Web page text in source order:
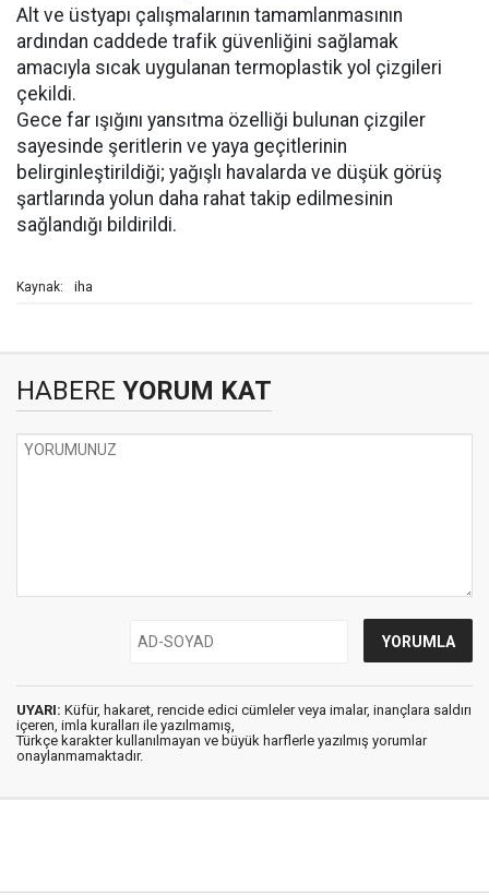
Alt ve üstyapı çalışmalarının tamamlanmasının
ardından caddede trafik güvenliğini sağlamak
amacıyla sıcak uygulanan termoplastik yol çizgileri
çekildi.
Gece far ışığını yansıtma özelliği bulunan çizgiler
sayesinde şeritlerin ve yaya geçitlerinin
belirginleştirildiği; yağışlı havalarda ve düşük görüş
şartlarında yolun daha rahat takip edilmesinin
sağlandığı bildirildi.
Kaynak: iha
HABERE YORUM KAT
UYARI: Küfür, hakaret, rencide edici cümleler veya imalar, inançlara saldırı
içeren, imla kuralları ile yazılmamış,
Türkçe karakter kullanılmayan ve büyük harflerle yazılmış yorumlar
onaylanmamaktadır.